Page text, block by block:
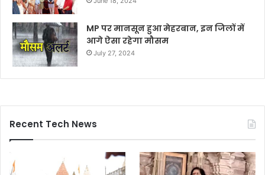
MP पर मानसून हुआ मेहरबान, इन जिलों में
आगे ऐसा रहेगा मौसम
July 27, 2024
Recent Tech News